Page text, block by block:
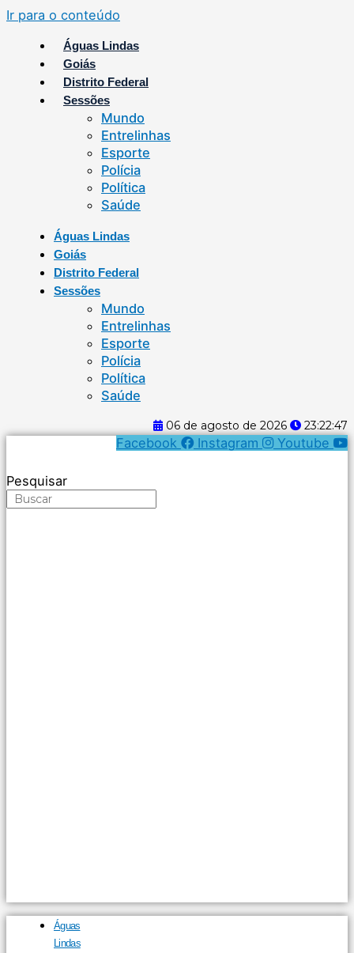
Ir para o conteúdo
Águas Lindas
Goiás
Distrito Federal
Sessões
Mundo
Entrelinhas
Esporte
Polícia
Política
Saúde
Águas Lindas
Goiás
Distrito Federal
Sessões
Mundo
Entrelinhas
Esporte
Polícia
Política
Saúde
06 de agosto de 2026 23:22:47
Facebook Instagram Youtube
Pesquisar
Águas
Lindas